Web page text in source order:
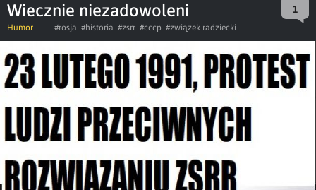
Wiecznie niezadowoleni 1
Humor #rosja #historia #zsrr #cccp #związek radziecki